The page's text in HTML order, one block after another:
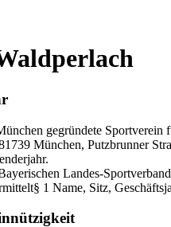
gegründete
München, Putzbrunner
Landes-
1 Name, Sitz,